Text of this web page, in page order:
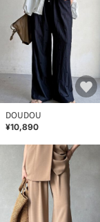
DOUDOU
¥10,890